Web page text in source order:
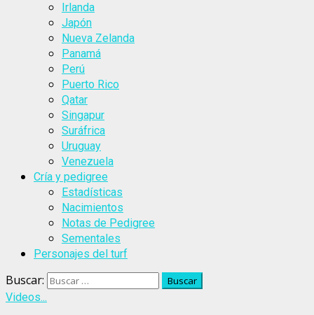
Irlanda
Japón
Nueva Zelanda
Panamá
Perú
Puerto Rico
Qatar
Singapur
Suráfrica
Uruguay
Venezuela
Cría y pedigree
Estadísticas
Nacimientos
Notas de Pedigree
Sementales
Personajes del turf
Buscar:
Videos...